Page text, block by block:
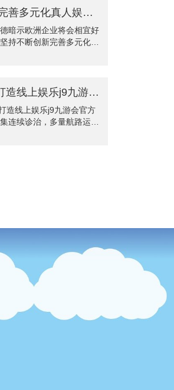
剧烈。夙夜一凉，皮肤血
合计脖子发紧、后脑勺
比夏天那会儿高了二十毫
坚持不断创新完善多元化真人娱乐水平欧洲央行行长拉加德：欧洲企业将会相宜好意思国更高的关税-九游会J9·(china)官方网站-真人游戏第一品牌
暗示欧洲企业将会相宜好
持不断创新完善多元化真
j9九游会努力打造线上娱乐j9九游会官方平台标普大家发布的数据浮现-九游会J9·(china)官方网站-真人游戏第一品牌
造线上娱乐j9九游会官方
连续诊治，多量航路运价
自6月13日着落以来，抓